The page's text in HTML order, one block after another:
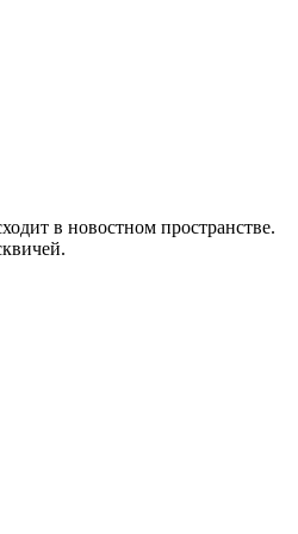
в новостном пространстве.